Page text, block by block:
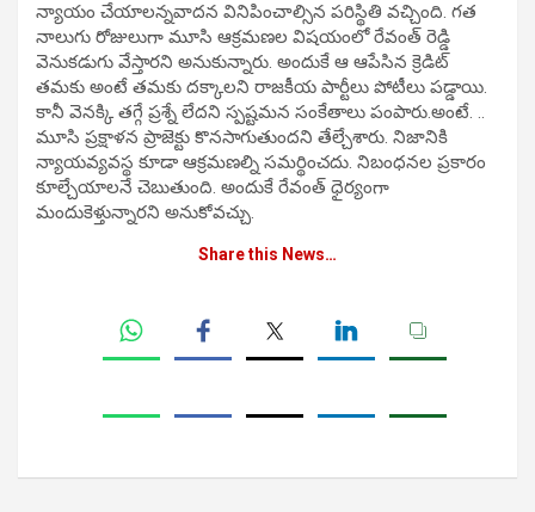
న్యాయం చేయాలన్నవాదన వినిపించాల్సిన పరిస్థితి వచ్చింది. గత
నాలుగు రోజులుగా మూసి ఆక్రమణల విషయంలో రేవంత్ రెడ్డి
వెనుకడుగు వేస్తారని అనుకున్నారు. అందుకే ఆ ఆపేసిన క్రెడిట్
తమకు అంటే తమకు దక్కాలని రాజకీయ పార్టీలు పోటీలు పడ్డాయి.
కానీ వెనక్కి తగ్గే ప్రశ్నే లేదని స్పష్టమన సంకేతాలు పంపారు.అంటే. ..
మూసి ప్రక్షాళన ప్రాజెక్టు కొనసాగుతుందని తేల్చేశారు. నిజానికి
న్యాయవ్యవస్థ కూడా ఆక్రమణల్ని సమర్థించదు. నిబంధనల ప్రకారం
కూల్చేయాలనే చెబుతుంది. అందుకే రేవంత్ ధైర్యంగా
మందుకెళ్తున్నారని అనుకోవచ్చు.
Share this News…